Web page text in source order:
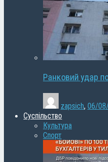
Ранковий удар
zapsich, 06/
Суспільство
Культура
Спорт